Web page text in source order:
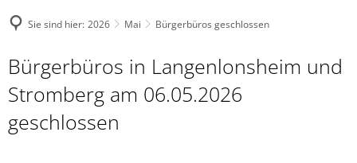
Sie sind hier: 2026 Mai Bürgerbüros geschlossen
Bürgerbüros in Langenlonsheim und
Stromberg am 06.05.2026
geschlossen